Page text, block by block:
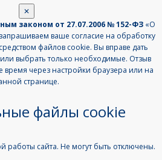
✕
законом от 27.07.2006 № 152-ФЗ «О
ваше согласие на обработку
файлов cookie. Вы вправе дать
или выбрать только необходимые. Отзыв
время через настройки браузера или на
странице.
файлы cookie
работы сайта. Не могут быть отключены.